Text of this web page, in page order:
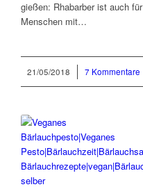
gießen: Rhabarber ist auch für
Menschen mit…
21/05/2018
/ 7 Kommentare